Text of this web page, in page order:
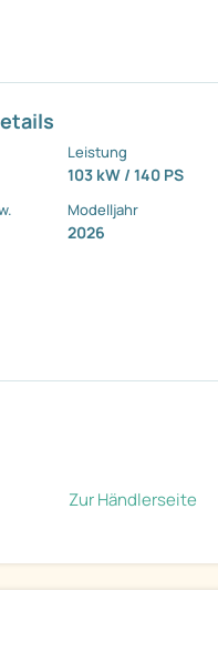
Leistung
103 kW / 140 PS
Modelljahr
2026
Zur Händlerseite